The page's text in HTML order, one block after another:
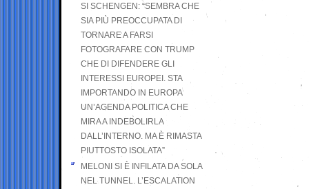
SI SCHENGEN: “SEMBRA CHE
SIA PIÙ PREOCCUPATA DI
TORNARE A FARSI
FOTOGRAFARE CON TRUMP
CHE DI DIFENDERE GLI
INTERESSI EUROPEI. STA
IMPORTANDO IN EUROPA
UN’AGENDA POLITICA CHE
MIRA A INDEBOLIRLA
DALL’INTERNO. MA È RIMASTA
PIUTTOSTO ISOLATA”
MELONI SI È INFILATA DA SOLA
NEL TUNNEL. L’ESCALATION